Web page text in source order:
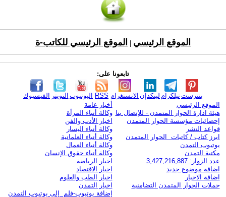
الموقع الرئيسي الموقع الرئيسي للكاتب-ة
تابعونا على:
الفيسبوك التويتر اليوتيوب RSS الانستغرام لينكدإن تيلكرامبنترست
الموقع الرئيسي
هيئة ادارة الحوار المتمدن - للإتصال بنا
إحصائيات مؤسسة الحوار المتمدن
قواعد النشر
ابرز كتاب / كاتبات الحوار المتمدن
يوتيوب التمدن
مكتبة التمدن
عدد الزوار: 3,427,216,887
اضافة موضوع جديد
اضافة الاخبار
حملات الحوار المتمدن التضامنية
أخبار عامة
وكالة أنباء المرأة
اخبار الأدب والفن
وكالة أنباء اليسار
وكالة أنباء العلمانية
وكالة أنباء العمال
وكالة أنباء حقوق الإنسان
اخبار الرياضة
اخبار الاقتصاد
اخبار الطب والعلوم
اخبار التمدن
إضافة يوتيوب-فلم إلى يوتيوب التمدن